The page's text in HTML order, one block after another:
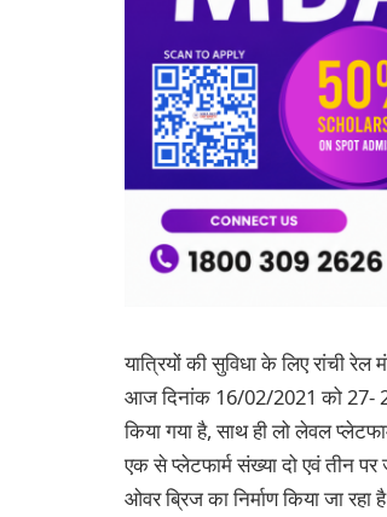
यात्रियों की सुविधा के लिए रांची
आज दिनांक 16/02/2021 को 27- 27
किया गया है, साथ ही लो लेवल
एक से प्लेटफार्म संख्या दो एवं तीन
ओवर ब्रिज का निर्माण किया जा